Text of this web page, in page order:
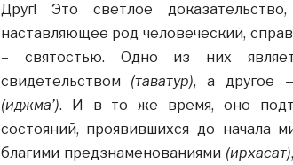
Друг! Это светлое
наставляющее род человеческий,
– святостью. Одно из них
свидетельством (таватур), а другое
(иджма’). И в то же время, оно
состояний, проявившихся до начала
благими предзнаменованиями (ирхасат)